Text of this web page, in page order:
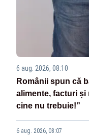
6 aug. 2026, 08:10
Românii spun că
alimente, facturi și
cine nu trebuie!”
6 aug. 2026, 08:07